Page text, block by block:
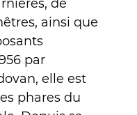
de
ainsi que
par
elle est
phares du